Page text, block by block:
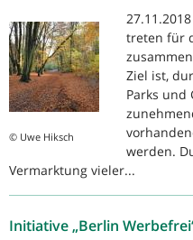
© Uwe Hiksch
treten für
Ziel ist,
Parks und
werden.
Vermarktung vieler...
Initiative „Berlin